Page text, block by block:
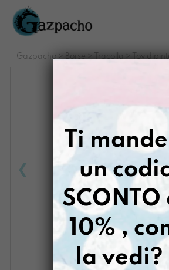
Salta
contenuto
Gazpacho > Borse > Tracolla > Toy
Ti
un
SCONTO
10% ,
la vedi?